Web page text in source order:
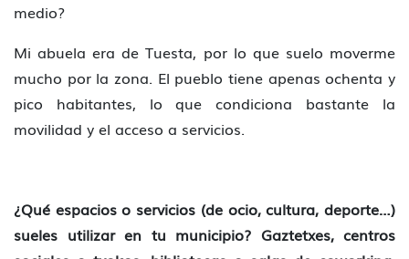
medio?
Mi abuela era de Tuesta, por lo que suelo moverme
mucho por la zona. El pueblo tiene apenas ochenta y
pico habitantes, lo que condiciona bastante la
movilidad y el acceso a servicios.
¿Qué espacios o servicios (de ocio, cultura, deporte…)
sueles utilizar en tu municipio? Gaztetxes, centros